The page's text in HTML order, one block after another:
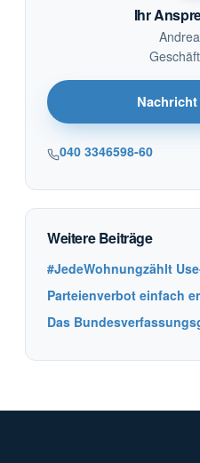
Ihr
040 3346598-60
Weitere Beiträge
#JedeWohnungzählt
Parteienverbot einfach
Das